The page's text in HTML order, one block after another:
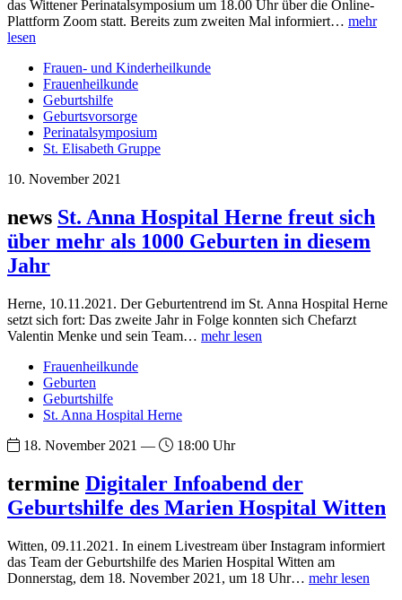
das Wittener Perinatalsymposium um 18.00 Uhr über die Online-
Plattform Zoom statt. Bereits zum zweiten Mal informiert… mehr
lesen
Frauen- und Kinderheilkunde
Frauenheilkunde
Geburtshilfe
Geburtsvorsorge
Perinatalsymposium
St. Elisabeth Gruppe
10. November 2021
news St. Anna Hospital Herne freut sich
über mehr als 1000 Geburten in diesem
Jahr
Herne, 10.11.2021. Der Geburtentrend im St. Anna Hospital Herne
setzt sich fort: Das zweite Jahr in Folge konnten sich Chefarzt
Valentin Menke und sein Team… mehr lesen
Frauenheilkunde
Geburten
Geburtshilfe
St. Anna Hospital Herne
18. November 2021 —
18:00 Uhr
termine Digitaler Infoabend der
Geburtshilfe des Marien Hospital Witten
Witten, 09.11.2021. In einem Livestream über Instagram informiert
das Team der Geburtshilfe des Marien Hospital Witten am
Donnerstag, dem 18. November 2021, um 18 Uhr… mehr lesen